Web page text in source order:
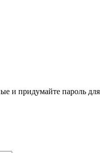
и придумайте пароль для